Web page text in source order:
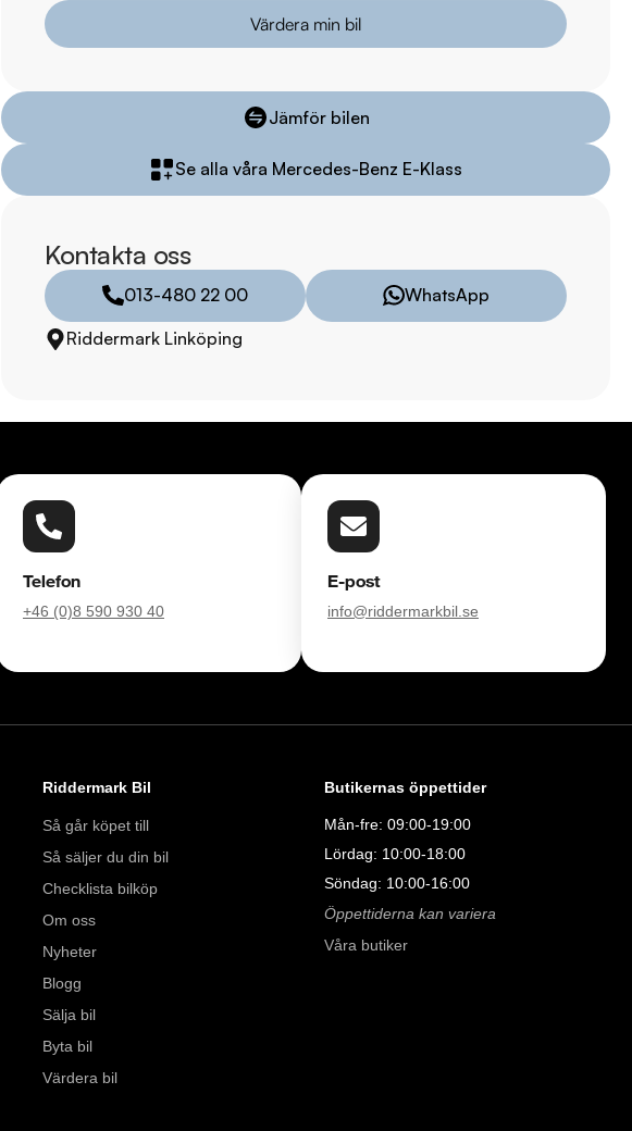
Därför ska du välja Riddermark Bil Linköping:
* Störst i Sverige på begagnade bilar
* 14 dagars helförsäkring via Folksam
* Över 10 tusen omdömen på Trustpilot
* Våra bilar är testade på över 100 punkter
* Kvalitetssäkrade bilar
Leverans av din nya bil direkt till din dörr inom 24 timmar! Vi tar även hand om ditt
inbyte. Vill du se mer? Kontakta oss för fler bilder och videor.
Med korta lagertider försvinner våra bilar snabbt! Ring oss idag för att reservera din
bil: 013-480 22 00 . Vi erbjuder även skräddarsydd finansiering och 14 dagars fri
försäkring från Folksam.
https://vimeo.com/1011323016
Telefontider:
Måndag - Fredag 09:00 - 19:00
Lördag 10:00 - 18:00
Söndag 10:00 - 16:00
Välkomna!
Värdera min bil
Jämför bilen
Se alla våra Mercedes-Benz E-Klass
Kontakta oss
013-480 22 00
WhatsApp
Riddermark Linköping
Telefon
+46 (0)8 590 930 40
E-post
info@riddermarkbil.se
Riddermark Bil
Så går köpet till
Så säljer du din bil
Checklista bilköp
Om oss
Nyheter
Blogg
Sälja bil
Byta bil
Värdera bil
Butikernas öppettider
Mån-fre: 09:00-19:00
Lördag: 10:00-18:00
Söndag: 10:00-16:00
Öppettiderna kan variera
Våra butiker